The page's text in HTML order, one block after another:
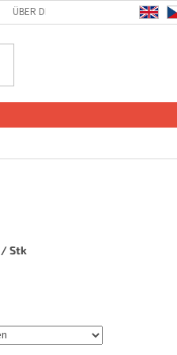
ÜBER DIE GESELLSCHAFT
/ Stk